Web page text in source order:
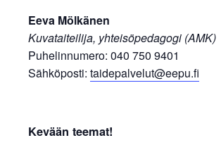
Eeva Mölkänen
Kuvataiteilija, yhteisöpedagogi (AMK)
Puhelinnumero: 040 750 9401
Sähköposti: taidepalvelut@eepu.fi
Kevään teemat!